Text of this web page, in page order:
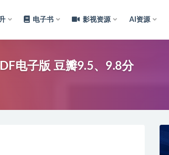
电子书 影视资源 AI资源
电子版 豆瓣9.5、9.8分